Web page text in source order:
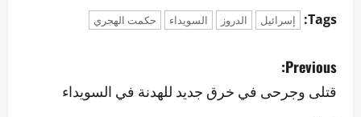
Tags: إسرائيل الدروز السويداء حكمت الهجري
P
o
Previous:
قتلى وجرحى في خرق جديد للهدنة في السويداء